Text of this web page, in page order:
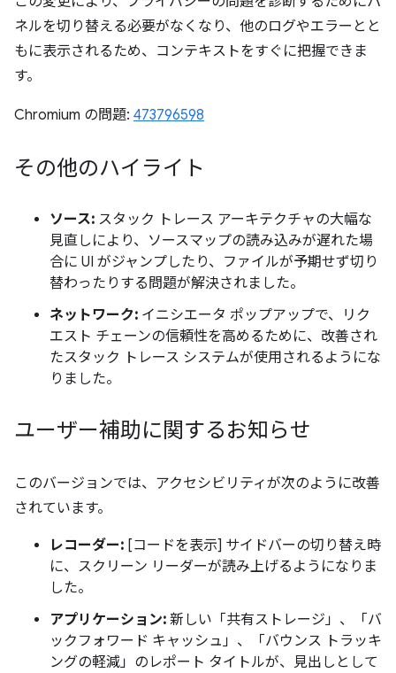
ネルを切り替える必要がなくなり、他のログやエラーとと
もに表示されるため、コンテキストをすぐに把握できま
す。
Chromium の問題: 473796598
その他のハイライト
ソース: スタック トレース アーキテクチャの大幅な
見直しにより、ソースマップの読み込みが遅れた場
合に UI がジャンプしたり、ファイルが予期せず切り
替わったりする問題が解決されました。
ネットワーク: イニシエータ ポップアップで、リク
エスト チェーンの信頼性を高めるために、改善され
たスタック トレース システムが使用されるようにな
りました。
ユーザー補助に関するお知らせ
このバージョンでは、アクセシビリティが次のように改善
されています。
レコーダー: [コードを表示] サイドバーの切り替え時
に、スクリーン リーダーが読み上げるようになりま
した。
アプリケーション: 新しい「共有ストレージ」、「バ
ックフォワード キャッシュ」、「バウンス トラッキ
ングの軽減」のレポート タイトルが、見出しとして